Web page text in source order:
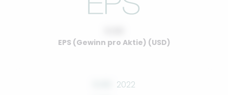
EPS (Gewinn pro Aktie) (USD)
2022